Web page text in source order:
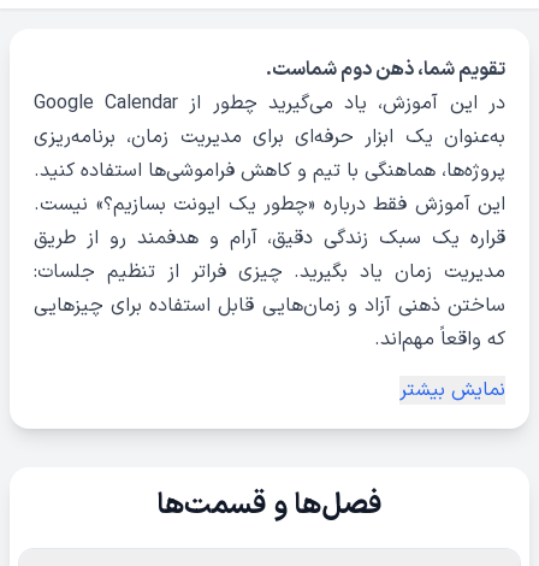
تقویم شما، ذهن دوم شماست.
در این آموزش، یاد می‌گیرید چطور از Google Calendar
به‌عنوان یک ابزار حرفه‌ای برای مدیریت زمان، برنامه‌ریزی
پروژه‌ها، هماهنگی با تیم و کاهش فراموشی‌ها استفاده کنید.
این آموزش فقط درباره «چطور یک ایونت بسازیم؟» نیست.
قراره یک سبک زندگی دقیق، آرام و هدفمند رو از طریق
مدیریت زمان یاد بگیرید. چیزی فراتر از تنظیم جلسات:
ساختن ذهنی آزاد و زمان‌هایی قابل استفاده برای چیزهایی
که واقعاً مهم‌اند.
نمایش بیشتر
فصل‌ها و قسمت‌ها